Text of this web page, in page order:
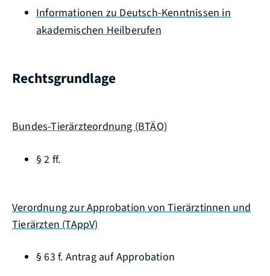
Informationen zu Deutsch-Kenntnissen in
akademischen Heilberufen
Rechtsgrundlage
Bundes-Tierärzteordnung (BTÄO)
§ 2 ff.
Verordnung zur Approbation von Tierärztinnen und
Tierärzten (TAppV)
§ 63 f. Antrag auf Approbation